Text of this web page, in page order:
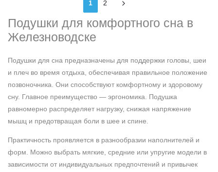
1 2
Подушки для комфортного сна в
Железноводске
Подушки для сна предназначены для поддержки головы, шеи
и плеч во время отдыха, обеспечивая правильное положение
позвоночника. Они способствуют комфортному и здоровому
сну. Главное преимущество — эргономика. Подушка
равномерно распределяет нагрузку, снижая напряжение
мышц и предотвращая боли в шее и спине.
Практичность проявляется в разнообразии наполнителей и
форм. Можно выбрать мягкие, средние или упругие модели в
зависимости от индивидуальных предпочтений и привычек